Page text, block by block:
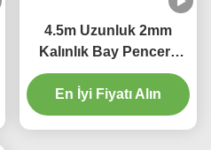
4.5m Uzunluk 2mm
Kalınlık Bay Pencere
Perde Direği Bükülebilir
Dayanıklı
En İyi Fiyatı Alın